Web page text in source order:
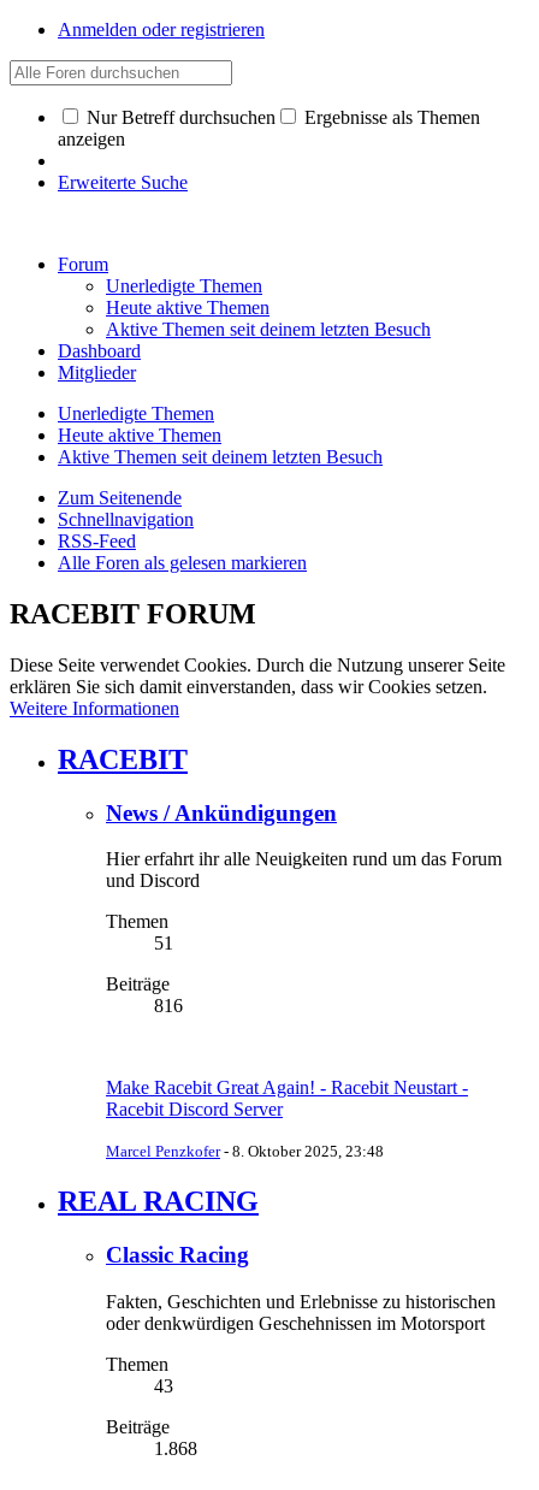
Anmelden oder registrieren
Nur Betreff durchsuchen
Ergebnisse als Themen
anzeigen
Erweiterte Suche
Forum
Unerledigte Themen
Heute aktive Themen
Aktive Themen seit deinem letzten Besuch
Dashboard
Mitglieder
Unerledigte Themen
Heute aktive Themen
Aktive Themen seit deinem letzten Besuch
Zum Seitenende
Schnellnavigation
RSS-Feed
Alle Foren als gelesen markieren
RACEBIT FORUM
Diese Seite verwendet Cookies. Durch die Nutzung unserer Seite
erklären Sie sich damit einverstanden, dass wir Cookies setzen.
Weitere Informationen
RACEBIT
News / Ankündigungen
Hier erfahrt ihr alle Neuigkeiten rund um das Forum
und Discord
Themen
51
Beiträge
816
Make Racebit Great Again! - Racebit Neustart -
Racebit Discord Server
Marcel Penzkofer- 8. Oktober 2025, 23:48
REAL RACING
Classic Racing
Fakten, Geschichten und Erlebnisse zu historischen
oder denkwürdigen Geschehnissen im Motorsport
Themen
43
Beiträge
1.868